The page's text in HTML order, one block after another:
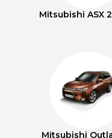
Mitsubishi ASX
Mitsubishi